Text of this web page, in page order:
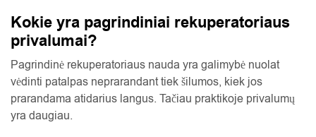
Kokie yra pagrindiniai rekuperatoriaus
privalumai?
Pagrindinė rekuperatoriaus nauda yra galimybė nuolat
vėdinti patalpas neprarandant tiek šilumos, kiek jos
prarandama atidarius langus. Tačiau praktikoje privalumų
yra daugiau.